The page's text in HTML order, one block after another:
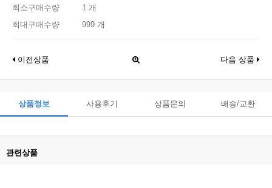
최소구매수량
1 개
최대구매수량
999 개
이전상품 다음 상품
상품정보 사용후기 상품문의 배송/교환
관련상품